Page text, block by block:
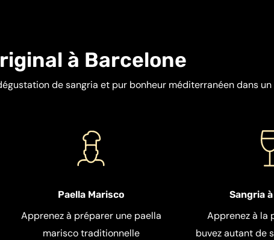
à Barcelone
de sangria et pur bonheur méditerranéen dans
Paella Marisco
Apprenez à préparer une paella
marisco traditionnelle
Sangria
Apprenez à la
buvez autant de